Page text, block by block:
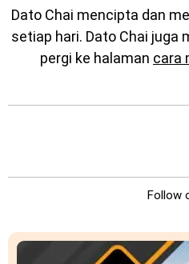
Dato Chai mencipta dan
setiap hari. Dato Chai juga
pergi ke halaman cara
Follow